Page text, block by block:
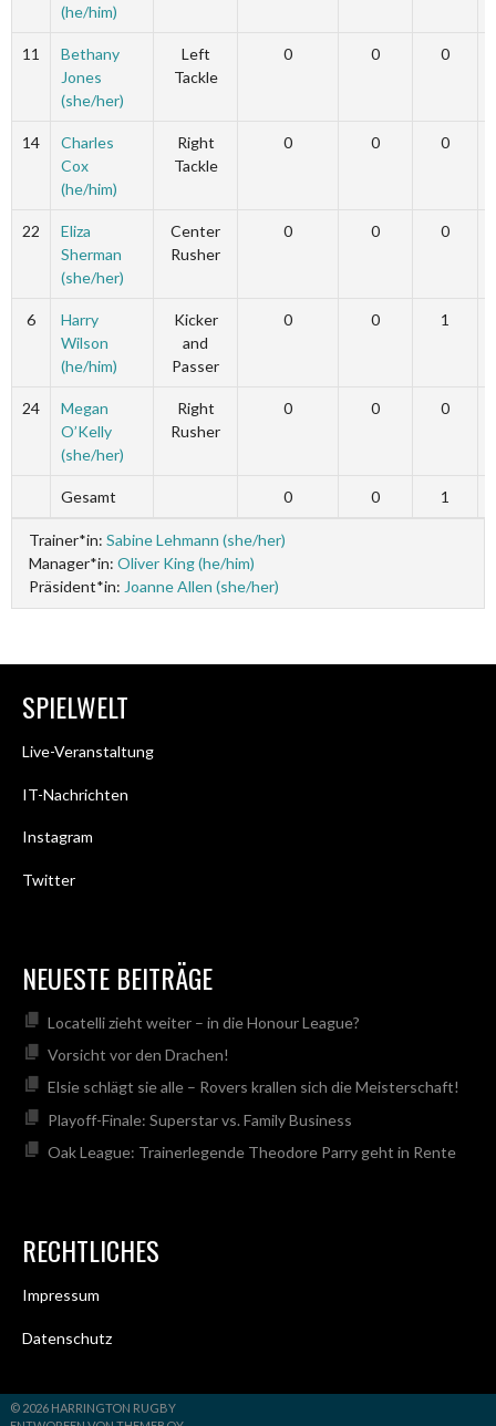
(he/him)
11
Bethany
Jones
(she/her)
Left
Tackle
0 0 0
14
Charles
Cox
(he/him)
Right
Tackle
0 0 0
22
Eliza
Sherman
(she/her)
Center
Rusher
0 0 0
6
Harry
Wilson
(he/him)
Kicker
and
Passer
0 0 1
24
Megan
O’Kelly
(she/her)
Right
Rusher
0 0 0
Gesamt 0 0 1
Trainer*in: Sabine Lehmann (she/her)
Manager*in: Oliver King (he/him)
Präsident*in: Joanne Allen (she/her)
SPIELWELT
Live-Veranstaltung
IT-Nachrichten
Instagram
Twitter
NEUESTE BEITRÄGE
Locatelli zieht weiter – in die Honour League?
Vorsicht vor den Drachen!
Elsie schlägt sie alle – Rovers krallen sich die Meisterschaft!
Playoff-Finale: Superstar vs. Family Business
Oak League: Trainerlegende Theodore Parry geht in Rente
RECHTLICHES
Impressum
Datenschutz
© 2026 HARRINGTON RUGBY